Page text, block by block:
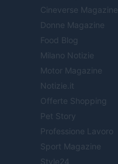
Cineverse Magazine
Donne Magazine
Food Blog
Milano Notizie
Motor Magazine
Notizie.it
Offerte Shopping
Pet Story
Professione Lavoro
Sport Magazine
Style24